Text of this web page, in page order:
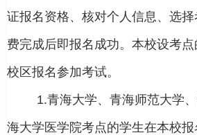
证报名资格、核对个人信息、选
费完成后即报名成功。本校设考
校区报名参加考试。
1.青海大学、青海师范大学
海大学医学院考点的学生在本校报